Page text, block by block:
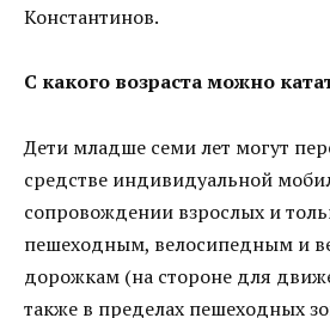
Константинов.
С какого возраста можно
Дети младше семи лет могут
средстве индивидуальной
сопровождении взрослых и
пешеходным, велосипедным и
дорожкам (на стороне для
также в пределах пешеходных